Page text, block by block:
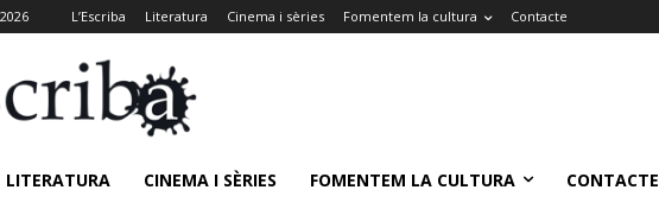
L’Escriba Literatura Cinema i sèries Fomentem la cultura Contacte
LITERATURA CINEMA I SÈRIES FOMENTEM LA CULTURA CONTACTE